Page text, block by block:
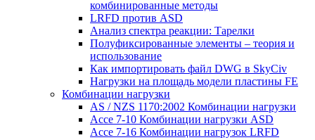
комбинированные методы
LRFD против ASD
Анализ спектра реакции: Тарелки
Полуфиксированные элементы – теория и
использование
Как импортировать файл DWG в SkyCiv
Нагрузки на площадь модели пластины FE
Комбинации нагрузки
AS / NZS 1170:2002 Комбинации нагрузки
Ассе 7-10 Комбинации нагрузки ASD
Ассе 7-16 Комбинации нагрузок LRFD